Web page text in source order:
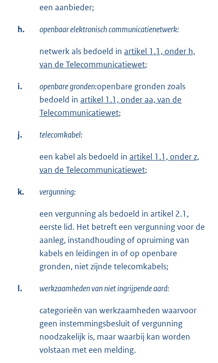
een aanbieder;
h. openbaar elektronisch communicatienetwerk:
netwerk als bedoeld in artikel 1.1, onder h,
van de Telecommunicatiewet;
i. openbare gronden:openbare gronden zoals
bedoeld in artikel 1.1, onder aa, van de
Telecommunicatiewet;
j. telecomkabel:
een kabel als bedoeld in artikel 1.1, onder z,
van de Telecommunicatiewet;
k. vergunning:
een vergunning als bedoeld in artikel 2.1,
eerste lid. Het betreft een vergunning voor de
aanleg, instandhouding of opruiming van
kabels en leidingen in of op openbare
gronden, niet zijnde telecomkabels;
l. werkzaamheden van niet ingrijpende aard:
categorieën van werkzaamheden waarvoor
geen instemmingsbesluit of vergunning
noodzakelijk is, maar waarbij kan worden
volstaan met een melding.